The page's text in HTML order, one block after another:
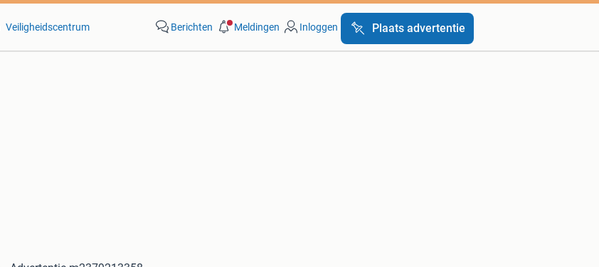
Veiligheidscentrum Berichten Meldingen Inloggen Plaats advertentie